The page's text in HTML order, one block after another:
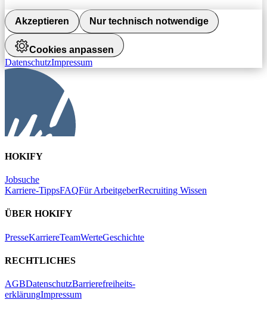
Akzeptieren Nur technisch notwendige
Cookies anpassen
DatenschutzImpressum
HOKIFY
Jobsuche
Karriere-TippsFAQFür ArbeitgeberRecruiting Wissen
ÜBER HOKIFY
PresseKarriereTeamWerteGeschichte
RECHTLICHES
AGBDatenschutzBarrierefreiheits-
erklärungImpressum